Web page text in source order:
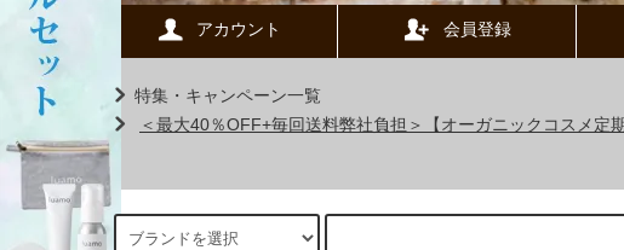
アカウント 会員登録
特集・キャンペーン一覧
＜最大40％OFF+毎回送料弊社負担＞【オーガニックコスメ